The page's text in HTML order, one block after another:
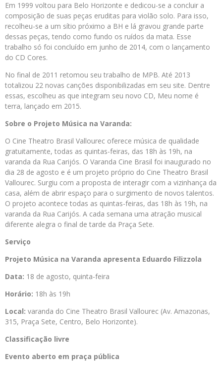
Em 1999 voltou para Belo Horizonte e dedicou-se a concluir a
composição de suas peças eruditas para violão solo. Para isso,
recolheu-se a um sítio próximo a BH e lá gravou grande parte
dessas peças, tendo como fundo os ruídos da mata. Esse
trabalho só foi concluído em junho de 2014, com o lançamento
do CD Cores.
No final de 2011 retomou seu trabalho de MPB. Até 2013
totalizou 22 novas canções disponibilizadas em seu site. Dentre
essas, escolheu as que integram seu novo CD, Meu nome é
terra, lançado em 2015.
Sobre o Projeto Música na Varanda:
O Cine Theatro Brasil Vallourec oferece música de qualidade
gratuitamente, todas as quintas-feiras, das 18h às 19h, na
varanda da Rua Carijós. O Varanda Cine Brasil foi inaugurado no
dia 28 de agosto e é um projeto próprio do Cine Theatro Brasil
Vallourec. Surgiu com a proposta de interagir com a vizinhança da
casa, além de abrir espaço para o surgimento de novos talentos.
O projeto acontece todas as quintas-feiras, das 18h às 19h, na
varanda da Rua Carijós. A cada semana uma atração musical
diferente alegra o final de tarde da Praça Sete.
Serviço
Projeto Música na Varanda apresenta Eduardo Filizzola
Data: 18 de agosto, quinta-feira
Horário: 18h às 19h
Local: varanda do Cine Theatro Brasil Vallourec (Av. Amazonas,
315, Praça Sete, Centro, Belo Horizonte).
Classificação livre
Evento aberto em praça pública